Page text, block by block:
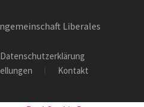
Liberales
Datenschutzerklärung
Kontakt